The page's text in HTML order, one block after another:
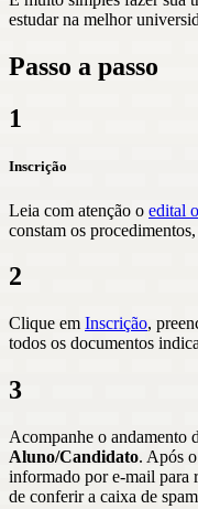
estudar na melhor
Passo a passo
1
Inscrição
Leia com atenção o edital
constam os
2
Clique em Inscrição,
todos os documentos
3
Acompanhe o andamento
Aluno/Candidato. Após
informado por e-mail para
de conferir a caixa de